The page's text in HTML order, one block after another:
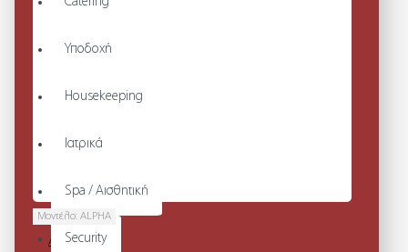
Υποδοχή
Housekeeping
Ιατρικά
Spa / Αισθητική
Security
Μοντέλο: ALPHA
ΑΝΔΡΙΚΟ T-